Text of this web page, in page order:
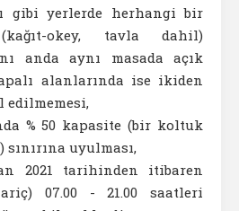
gibi yerlerde herhangi bir
okey, tavla dahil)
anda aynı masada açık
alanlarında ise ikiden
edilmemesi,
% 50 kapasite (bir koltuk
uyulması,
2021 tarihinden itibaren
07.00 - 21.00 saatleri